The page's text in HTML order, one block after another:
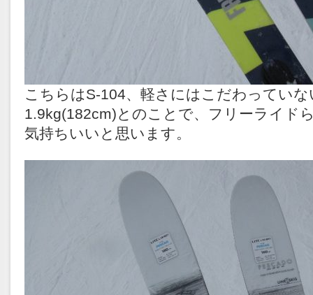
こちらはS-104、軽さにはこだわってい
1.9kg(182cm)とのことで、フリーライド
気持ちいいと思います。